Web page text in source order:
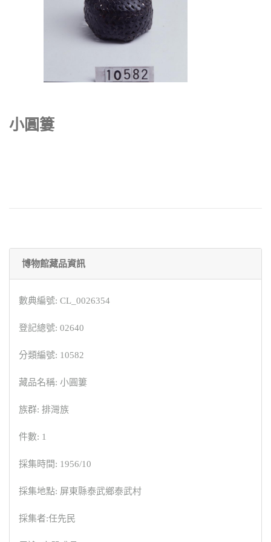
小圓簍
博物館藏品資訊
數典編號: CL_0026354
登記總號: 02640
分類編號: 10582
藏品名稱: 小圓簍
族群: 排灣族
件數: 1
採集時間: 1956/10
採集地點: 屏東縣泰武鄉泰武村
採集者:任先民